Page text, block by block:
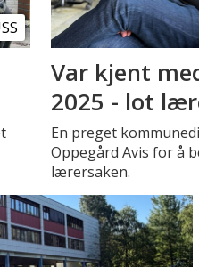
Var kjent
2025 - lot
En preget
Oppegård Avis for å
lærersaken.